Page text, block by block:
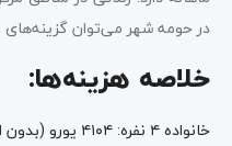
در حومه شهر می‌توان
خلاصه هزینه‌ها:
خانواده ۴ نفره: ۴۱۰۴ یورو (بدون اجاره)